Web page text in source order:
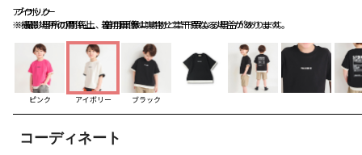
アイボリー
※撮影場所の関係上、着用画像は実物と若干異なる場合があります。
ブラック
※撮影場所の関係上、着用画像は実物と若干異なる場合があります。
ブラック
ピンク アイボリー ブラック
コーディネート